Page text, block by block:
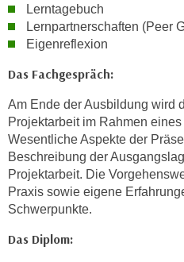
Lerntagebuch
Lernpartnerschaften (Peer
Eigenreflexion
Das Fachgespräch:
Am Ende der Ausbildung wird
Projektarbeit im Rahmen
Wesentliche Aspekte der
Beschreibung der
Projektarbeit. Die
Praxis sowie eigene
Schwerpunkte.
Das Diplom: